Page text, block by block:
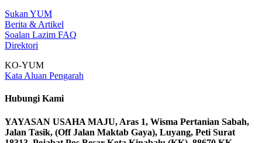
Sukan YUM
Berita & Artikel
Soalan Lazim FAQ
Direktori
KO-YUM
Kata Aluan Pengarah
Hubungi Kami
YAYASAN USAHA MAJU, Aras 1, Wisma Pertanian Sabah,
Jalan Tasik, (Off Jalan Maktab Gaya), Luyang, Peti Surat